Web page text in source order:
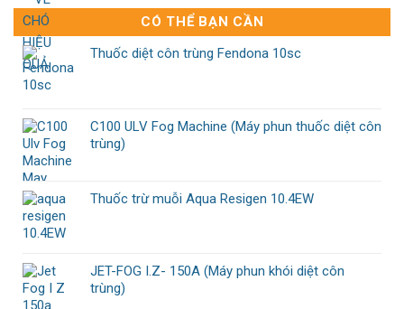
CÓ THỂ BẠN CẦN
Thuốc diệt côn trùng Fendona 10sc
C100 ULV Fog Machine (Máy phun thuốc diệt côn
trùng)
Thuốc trừ muỗi Aqua Resigen 10.4EW
JET-FOG I.Z- 150A (Máy phun khói diệt côn
trùng)